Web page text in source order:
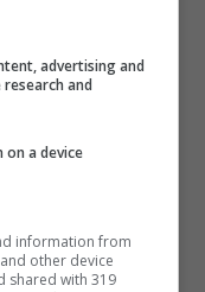
davvero
altrimenti,
al
advertising and
and
a device
information from
other device
shared with 319